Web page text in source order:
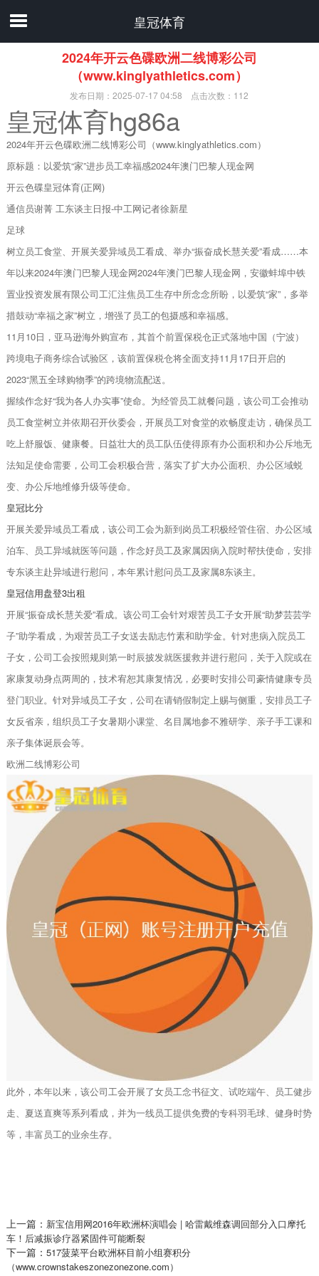
皇冠体育
2024年开云色碟欧洲二线博彩公司
（www.kinglyathletics.com）
发布日期：2025-07-17 04:58 点击次数：112
皇冠体育hg86a
2024年开云色碟欧洲二线博彩公司（www.kinglyathletics.com）
原标题：以爱筑“家”进步员工幸福感2024年澳门巴黎人现金网
开云色碟皇冠体育(正网)
通信员谢菁 工东谈主日报-中工网记者徐新星
足球
树立员工食堂、开展关爱异域员工看成、举办“振奋成长慧关爱”看成……本
年以来2024年澳门巴黎人现金网2024年澳门巴黎人现金网，安徽蚌埠中铁
置业投资发展有限公司工汇注焦员工生存中所念念所盼，以爱筑“家”，多举
措鼓动“幸福之家”树立，增强了员工的包摄感和幸福感。
11月10日，亚马逊海外购宣布，其首个前置保税仓正式落地中国（宁波）
跨境电子商务综合试验区，该前置保税仓将全面支持11月17日开启的
2023“黑五全球购物季”的跨境物流配送。
握续作念好“我为各人办实事”使命。为经管员工就餐问题，该公司工会推动
员工食堂树立并依期召开伙委会，开展员工对食堂的欢畅度走访，确保员工
吃上舒服饭、健康餐。日益壮大的员工队伍使得原有办公面积和办公斥地无
法知足使命需要，公司工会积极合营，落实了扩大办公面积、办公区域蜕
变、办公斥地维修升级等使命。
皇冠比分
开展关爱异域员工看成，该公司工会为新到岗员工积极经管住宿、办公区域
泊车、员工异域就医等问题，作念好员工及家属因病入院时帮扶使命，安排
专东谈主赴异域进行慰问，本年累计慰问员工及家属8东谈主。
皇冠信用盘登3出租
开展“振奋成长慧关爱”看成。该公司工会针对艰苦员工子女开展“助梦芸芸学
子”助学看成，为艰苦员工子女送去励志竹素和助学金。针对患病入院员工
子女，公司工会按照规则第一时辰披发就医援救并进行慰问，关于入院或在
家康复动身点两周的，技术宥恕其康复情况，必要时安排公司豪情健康专员
登门职业。针对异域员工子女，公司在请销假制定上赐与侧重，安排员工子
女反省亲，组织员工子女暑期小课堂、名目属地参不雅研学、亲子手工课和
亲子集体诞辰会等。
欧洲二线博彩公司
此外，本年以来，该公司工会开展了女员工念书征文、试吃端午、员工健步
走、夏送直爽等系列看成，并为一线员工提供免费的专科羽毛球、健身时势
等，丰富员工的业余生存。
上一篇： 新宝信用网2016年欧洲杯演唱会 | 哈雷戴维森调回部分入口摩托
车！后减振诊疗器紧固件可能断裂
下一篇： 517菠菜平台欧洲杯目前小组赛积分
（www.crownstakeszonezonezone.com）